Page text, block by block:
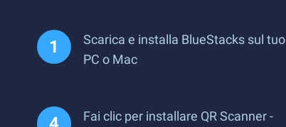
Scarica e installa BlueStacks sul tuo
PC o Mac
Fai clic per installare QR Scanner -